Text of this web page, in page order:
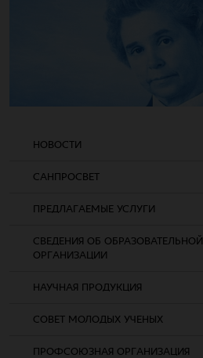
НОВОСТИ
САНПРОСВЕТ
ПРЕДЛАГАЕМЫЕ УСЛУГИ
СВЕДЕНИЯ ОБ ОБРАЗОВАТЕЛЬНОЙ
ОРГАНИЗАЦИИ
НАУЧНАЯ ПРОДУКЦИЯ
СОВЕТ МОЛОДЫХ УЧЕНЫХ
ПРОФСОЮЗНАЯ ОРГАНИЗАЦИЯ